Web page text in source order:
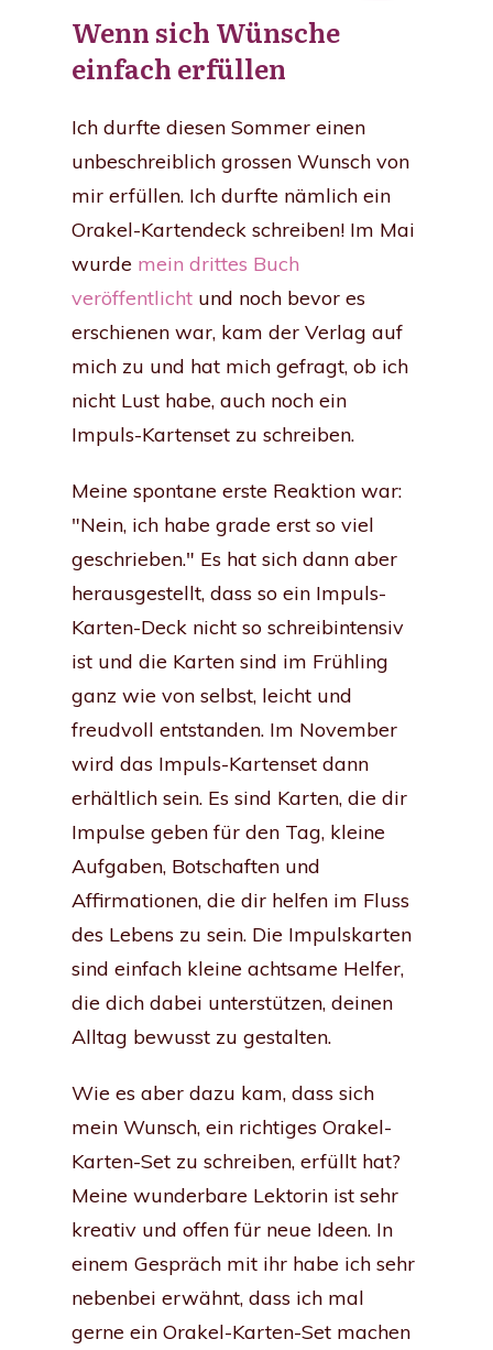
Wenn sich Wünsche
einfach erfüllen
Ich durfte diesen Sommer einen
unbeschreiblich grossen Wunsch von
mir erfüllen. Ich durfte nämlich ein
Orakel-Kartendeck schreiben! Im Mai
wurde mein drittes Buch
veröffentlicht und noch bevor es
erschienen war, kam der Verlag auf
mich zu und hat mich gefragt, ob ich
nicht Lust habe, auch noch ein
Impuls-Kartenset zu schreiben.
Meine spontane erste Reaktion war:
"Nein, ich habe grade erst so viel
geschrieben." Es hat sich dann aber
herausgestellt, dass so ein Impuls-
Karten-Deck nicht so schreibintensiv
ist und die Karten sind im Frühling
ganz wie von selbst, leicht und
freudvoll entstanden. Im November
wird das Impuls-Kartenset dann
erhältlich sein. Es sind Karten, die dir
Impulse geben für den Tag, kleine
Aufgaben, Botschaften und
Affirmationen, die dir helfen im Fluss
des Lebens zu sein. Die Impulskarten
sind einfach kleine achtsame Helfer,
die dich dabei unterstützen, deinen
Alltag bewusst zu gestalten.
Wie es aber dazu kam, dass sich
mein Wunsch, ein richtiges Orakel-
Karten-Set zu schreiben, erfüllt hat?
Meine wunderbare Lektorin ist sehr
kreativ und offen für neue Ideen. In
einem Gespräch mit ihr habe ich sehr
nebenbei erwähnt, dass ich mal
gerne ein Orakel-Karten-Set machen